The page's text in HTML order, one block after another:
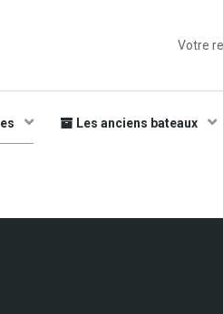
Les anciens bateaux